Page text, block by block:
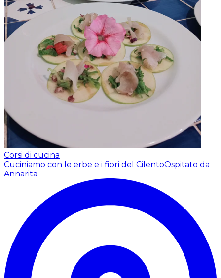
Corsi di cucina
Cuciniamo con le erbe e i fiori del CilentoOspitato da
Annarita